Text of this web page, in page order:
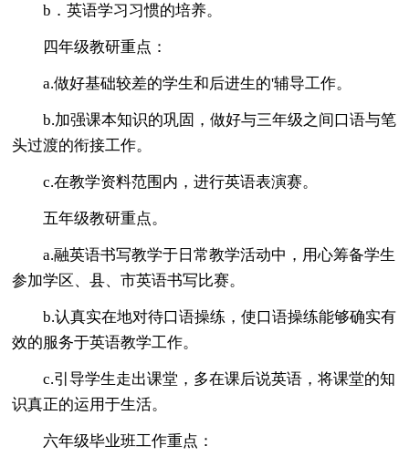
b．英语学习习惯的培养。
四年级教研重点：
a.做好基础较差的学生和后进生的'辅导工作。
b.加强课本知识的巩固，做好与三年级之间口语与笔
头过渡的衔接工作。
c.在教学资料范围内，进行英语表演赛。
五年级教研重点。
a.融英语书写教学于日常教学活动中，用心筹备学生
参加学区、县、市英语书写比赛。
b.认真实在地对待口语操练，使口语操练能够确实有
效的服务于英语教学工作。
c.引导学生走出课堂，多在课后说英语，将课堂的知
识真正的运用于生活。
六年级毕业班工作重点：